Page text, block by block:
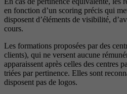
en fonction d’un scoring précis qui
disposent d’éléments de visibilité,
cours.
Les formations proposées par des
clients), qui ne versent aucune
apparaissent après celles des centres
triées par pertinence. Elles sont
disposent pas de logos.